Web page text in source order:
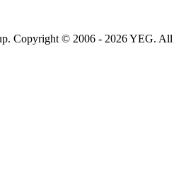
Copyright © 2006 - 2026 YEG. All